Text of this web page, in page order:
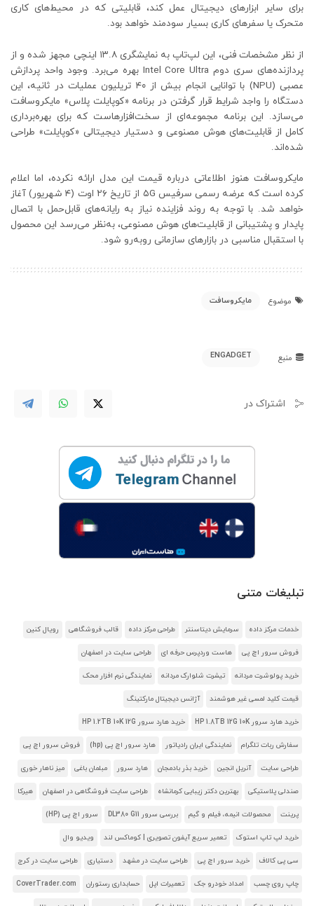
برای سایر ابزارهای دیجیتال عمل کند، قابلیتی که در محیط‌های کاری
متحرک یا سفرهای کاری بسیار سودمند خواهد بود.
از نظر مشخصات فنی، این لپ‌تاپ به نمایشگری ۱۳.۸ اینچی مجهز شده و از
پردازنده‌های سری دوم Intel Core Ultra بهره می‌برد. وجود واحد پردازش
عصبی (NPU) با توانایی انجام بیش از ۴۰ تریلیون عملیات در ثانیه، این
دستگاه را واجد شرایط قرار گرفتن در برنامه «کوپایلت پلاس» مایکروسافت
می‌سازد. این برنامه مجموعه‌ای از سخت‌افزارهاست که برای بهره‌برداری
کامل از قابلیت‌های هوش مصنوعی و دستیار دیجیتالی «کوپایلت» طراحی
شده‌اند.
مایکروسافت هنوز اطلاعاتی درباره قیمت این مدل ارائه نکرده، اما اعلام
کرده است که عرضه رسمی سرفیس ۵G از تاریخ ۲۶ اوت (۴ شهریور) آغاز
خواهد شد. با توجه به روند فزاینده نیاز به رایانه‌های قابل‌حمل با اتصال
پایدار و پشتیبانی از قابلیت‌های هوش مصنوعی، به‌نظر می‌رسد این محصول
با استقبال مناسبی در بازارهای سازمانی روبه‌رو شود.
موضوع مایکروسافت
منبع ENGADGET
اشتراک در
تبلیغات متنی
خدمات مرکز داده سرمایش دیتاسنتر طراحی مرکز داده قالب فروشگاهی رویال کنین
فروش سرور اچ پی هاست وردپرس حرفه ای طراحی سایت در اصفهان
خرید پولوشرت مردانه تیشرت شلوارک مردانه نمایندگی نرم افزار محک
قیمت کلید لمسی غیر هوشمند آژانس دیجیتال مارکتینگ
خرید هارد سرور HP 1.8TB 12G 10K خرید هارد سرور HP 1.2TB 10K 12G
سفارش ربات تلگرام نمایندگی ایران رادیاتور هارد سرور اچ پی (hp) فروش سرور اچ پی
طراحی سایت آنریل انجین خرید بذر بادمجان هارد سرور مبلمان باغی میز ناهار خوری
صندلی پلاستیکی بهترین دکتر زیبایی کرمانشاه طراحی سایت فروشگاهی در اصفهان هیرکا
پرینت محصولات انیمه، فیلم و گیم بررسی سرور DL380 G11 سرور اچ پی (HP)
خرید لپ تاپ استوک تعمیر سریع آیفون تصویری | کوماکس لند ویدیو وال
سی پی کالاف خرید سرور اچ پی طراحی سایت در مشهد دستیاری طراحی سایت در کرج
چاپ روی چسب امداد خودرو جک تعمیرات اپل حسابداری رستوران CoverTrader.com